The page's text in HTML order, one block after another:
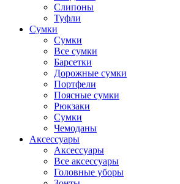
Слипоны
Туфли
Сумки
Сумки
Все сумки
Барсетки
Дорожные сумки
Портфели
Поясные сумки
Рюкзаки
Сумки
Чемоданы
Аксессуары
Аксессуары
Все аксессуары
Головные уборы